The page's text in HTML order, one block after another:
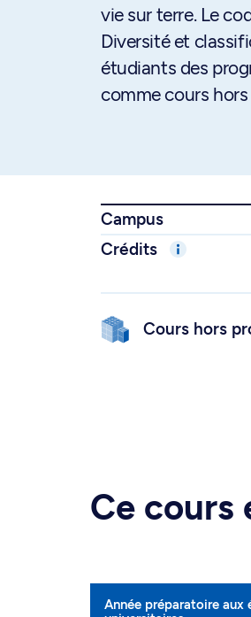
vie sur terre. Le
Diversité et
étudiants des
comme cours
Campus
Crédits
Cours hors
Ce cours
Année préparatoire aux